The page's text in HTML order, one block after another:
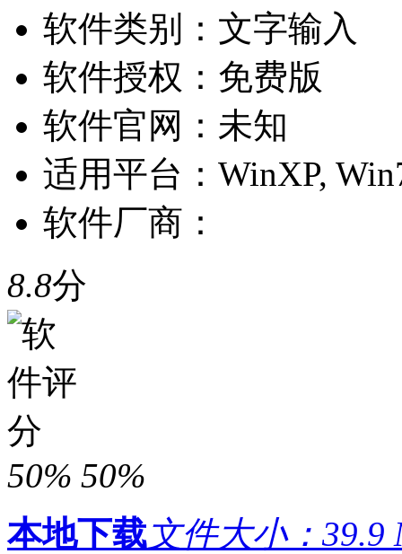
软件类别： 文字输入
软件授权： 免费版
软件官网： 未知
适用平台： WinXP,
软件厂商：
8.8分
50% 50%
本地下载文件大小：39.9